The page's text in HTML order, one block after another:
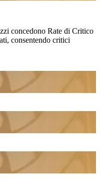
concedono Rate di Critico
consentendo critici